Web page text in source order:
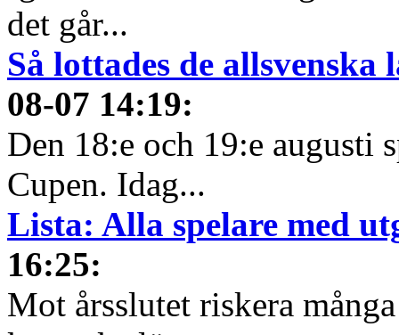
det går...
Så lottades de allsvenska
08-07 14:19:
Den 18:e och 19:e augusti
Cupen. Idag...
Lista: Alla spelare med
16:25:
Mot årsslutet riskera